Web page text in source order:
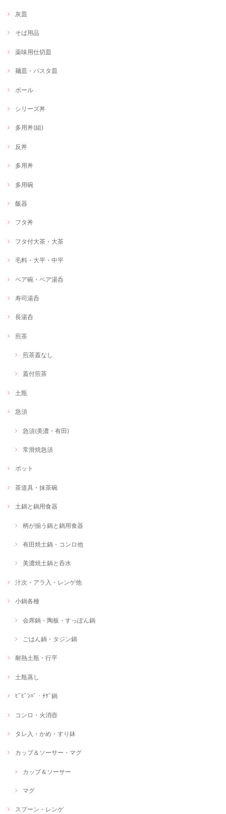
灰皿
そば用品
薬味用仕切皿
麺皿・パスタ皿
ボール
シリーズ丼
多用丼(組)
反丼
多用丼
多用碗
飯器
フタ丼
フタ付大茶・大茶
毛料・大平・中平
ペア碗・ペア湯呑
寿司湯呑
長湯呑
煎茶
煎茶蓋なし
蓋付煎茶
土瓶
急須
急須(美濃・有田)
常滑焼急須
ポット
茶道具・抹茶碗
土鍋と鍋用食器
柄が揃う鍋と鍋用食器
有田焼土鍋・コンロ他
美濃焼土鍋と呑水
汁次・アラ入・レンゲ他
小鍋各種
会席鍋・陶板・すっぽん鍋
ごはん鍋・タジン鍋
耐熱土瓶・行平
土瓶蒸し
ﾋﾞﾋﾞﾝﾊﾞ・ﾁｹﾞ鍋
コンロ・火消壺
タレ入・かめ・すり鉢
カップ＆ソーサー・マグ
カップ＆ソーサー
マグ
スプーン・レンゲ